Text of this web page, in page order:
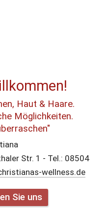
Haut & Haare.
Möglichkeiten.
Str. 1 - Tel.: 08504
wellness.de
Sie uns